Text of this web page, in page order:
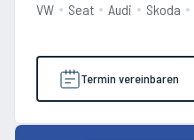
VW Seat Audi Skoda
Termin vereinbaren